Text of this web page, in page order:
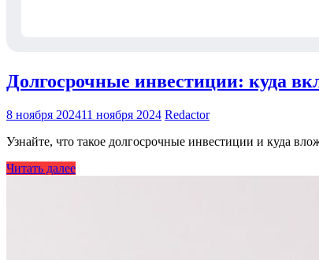
Долгосрочные инвестиции: куда
8 ноября 202411 ноября 2024 Redactor
Узнайте, что такое долгосрочные инвестиции и куда
Читать далее